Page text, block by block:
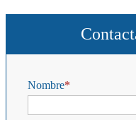
Nombre